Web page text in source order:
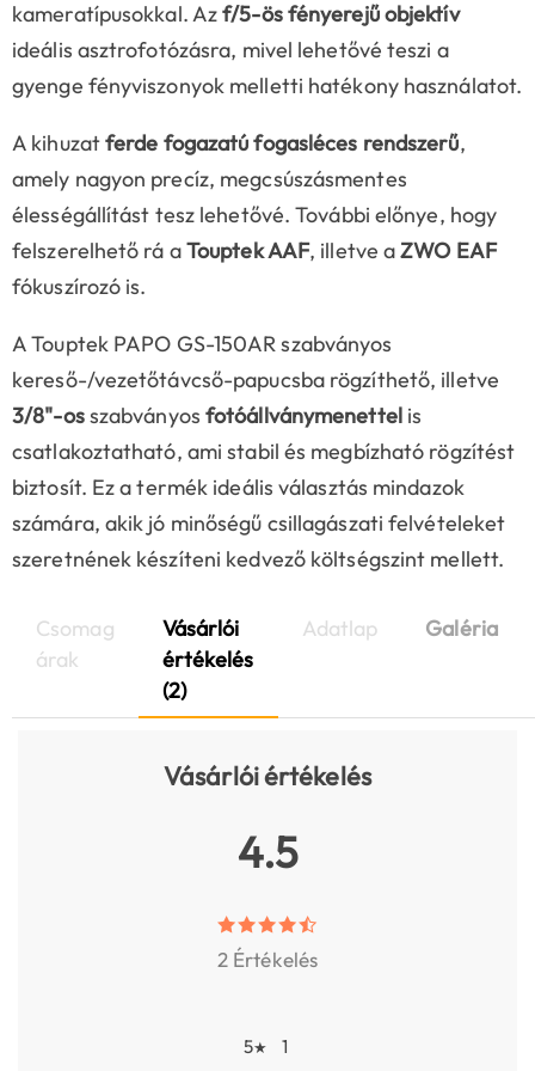
kameratípusokkal. Azf/5-ös fényerejű objektív
ideális asztrofotózásra, mivel lehetővé teszi a
gyenge fényviszonyok melletti hatékony használatot.
A kihuzatferde fogazatú fogasléces rendszerű,
amely nagyon precíz, megcsúszásmentes
élességállítást tesz lehetővé. További előnye, hogy
felszerelhető rá aTouptek AAF, illetve aZWO EAF
fókuszírozó is.
A Touptek PAPO GS-150AR szabványos
kereső-/vezetőtávcső-papucsba rögzíthető, illetve
3/8"-osszabványos fotóállványmenettelis
csatlakoztatható, ami stabil és megbízható rögzítést
biztosít. Ez a termék ideális választás mindazok
számára, akik jó minőségű csillagászati felvételeket
szeretnének készíteni kedvező költségszint mellett.
Csomag
árak
Vásárlói
értékelés
(2)
Adatlap Galéria
Vásárlói értékelés
4.5
2 Értékelés
5★
1